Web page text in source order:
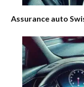
Assurance auto